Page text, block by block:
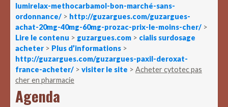
lumirelax-methocarbamol-bon-marché-sans-
ordonnance/ > http://guzargues.com/guzargues-
achat-20mg-40mg-60mg-prozac-prix-le-moins-cher/ >
Lire le contenu > guzargues.com > cialis surdosage
acheter > Plus d’informations >
http://guzargues.com/guzargues-paxil-deroxat-
france-acheter/ > visiter le site > Acheter cytotec pas
cher en pharmacie
Agenda